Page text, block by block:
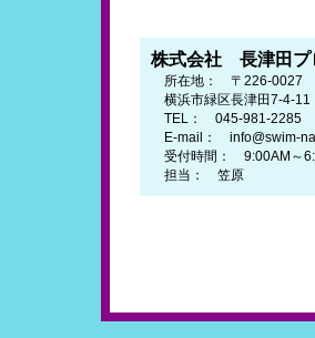
株式会社 長津田プ
所在地： 〒226-0027
横浜市緑区長津田7-4-
TEL： 045-981-2285
E-mail： info@swim-
受付時間： 9:00AM～
担当： 笠原